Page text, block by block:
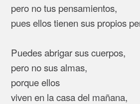
pero no tus pensamientos,
pues ellos tienen sus propios
Puedes abrigar sus cuerpos,
pero no sus almas,
porque ellos
viven en la casa del mañana,